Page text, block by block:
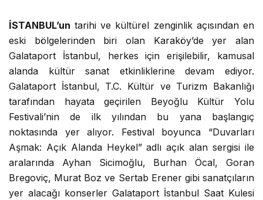
İSTANBUL’un tarihi ve kültürel zenginlik açısından en
eski bölgelerinden biri olan Karaköy’de yer alan
Galataport İstanbul, herkes için erişilebilir, kamusal
alanda kültür sanat etkinliklerine devam ediyor.
Galataport İstanbul, T.C. Kültür ve Turizm Bakanlığı
tarafından hayata geçirilen Beyoğlu Kültür Yolu
Festivali’nin de ilk yılından bu yana başlangıç
noktasında yer alıyor. Festival boyunca “Duvarları
Aşmak: Açık Alanda Heykel” adlı açık alan sergisi ile
aralarında Ayhan Sicimoğlu, Burhan Öcal, Goran
Bregoviç, Murat Boz ve Sertab Erener gibi sanatçıların
yer alacağı konserler Galataport İstanbul Saat Kulesi